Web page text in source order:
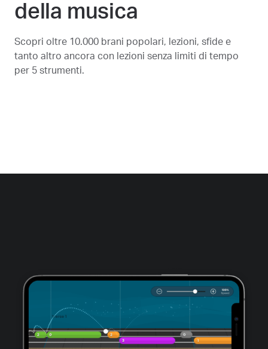
della musica
Scopri oltre 10.000 brani popolari, lezioni, sfide e
tanto altro ancora con lezioni senza limiti di tempo
per 5 strumenti.